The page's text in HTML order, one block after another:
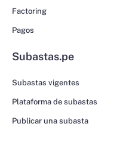
Factoring
Pagos
Subastas.pe
Subastas vigentes
Plataforma de subastas
Publicar una subasta